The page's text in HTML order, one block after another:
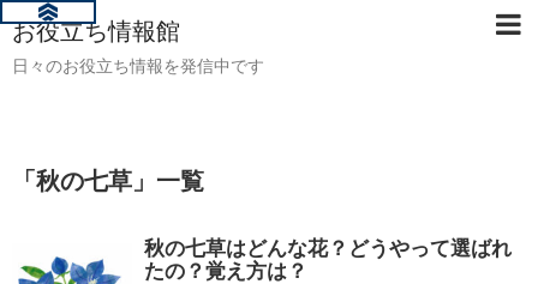
お役立ち情報館
日々のお役立ち情報を発信中です
「 秋の七草 」 一覧
秋の七草はどんな花？どうやって選ばれ
たの？覚え方は？